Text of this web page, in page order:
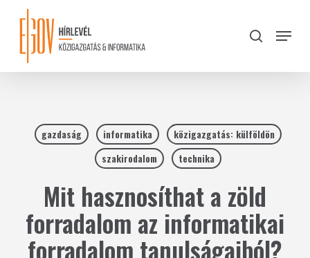
content
search
Menu
gazdaság informatika
közigazgatás: külföldön
szakirodalom
technika
Mit hasznosíthat a zöld
forradalom az informatikai
forradalom tanulságaiból?
Close